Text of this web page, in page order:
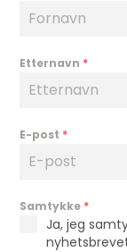
Etternavn *
E-post *
Samtykke *
Ja, jeg